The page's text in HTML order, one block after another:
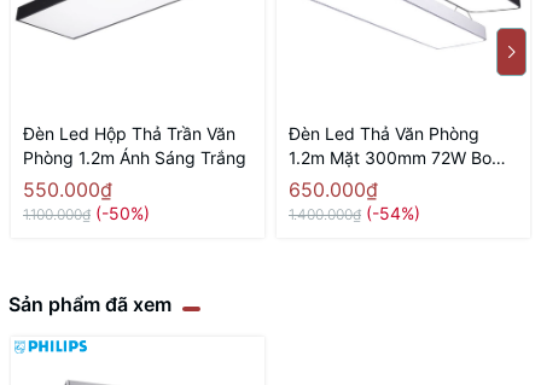
Đèn Led Hộp Thả Trần Văn
Phòng 1.2m Ánh Sáng Trắng
550.000₫
1.100.000₫ (-50%)
Đèn Led Thả Văn Phòng
1.2m Mặt 300mm 72W Bo
Góc
650.000₫
1.400.000₫ (-54%)
Sản phẩm đã xem